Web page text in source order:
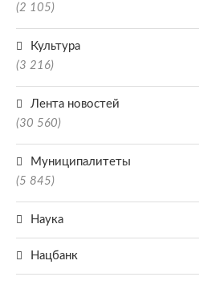
(2 105)
Культура
(3 216)
Лента новостей
(30 560)
Муниципалитеты
(5 845)
Наука
Нацбанк